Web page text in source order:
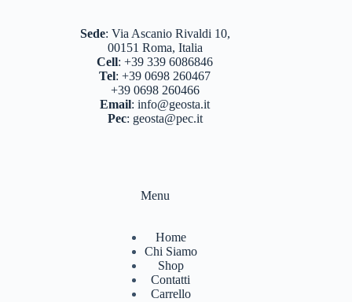
Sede: Via Ascanio Rivaldi 10,
00151 Roma, Italia
Cell:+39 339 6086846
Tel:+39 0698 260467
+39 0698 260466
Email:info@geosta.it
Pec: geosta@pec.it
Menu
Home
Chi Siamo
Shop
Contatti
Carrello